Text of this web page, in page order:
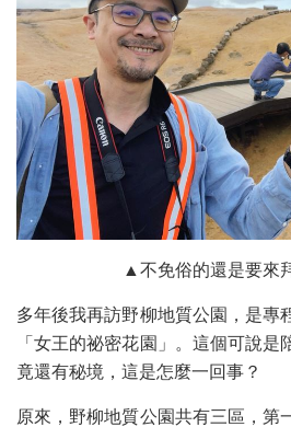
▲不免俗的還是要來
多年後我再訪野柳地質公園，是專
「女王的祕密花園」。這個可說是
竟還有秘境，這是怎麼一回事？
原來，野柳地質公園共有三區，第